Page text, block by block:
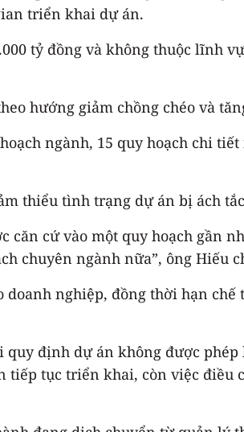
triển khai dự án.
tỷ đồng và không thuộc lĩnh
hướng giảm chồng chéo và
ngành, 15 quy hoạch chi
thiểu tình trạng dự án bị ách
cứ vào một quy hoạch gần
chuyên ngành nữa”, ông Hiếu
nghiệp, đồng thời hạn
định dự án không được
tục triển khai, còn việc điều